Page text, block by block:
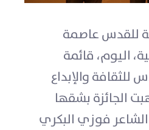
للقدس عاصمة
اليوم، قائمة
للثقافة والإبداع
حيث ذهبت الجائزة بشقها
فوزي البكري